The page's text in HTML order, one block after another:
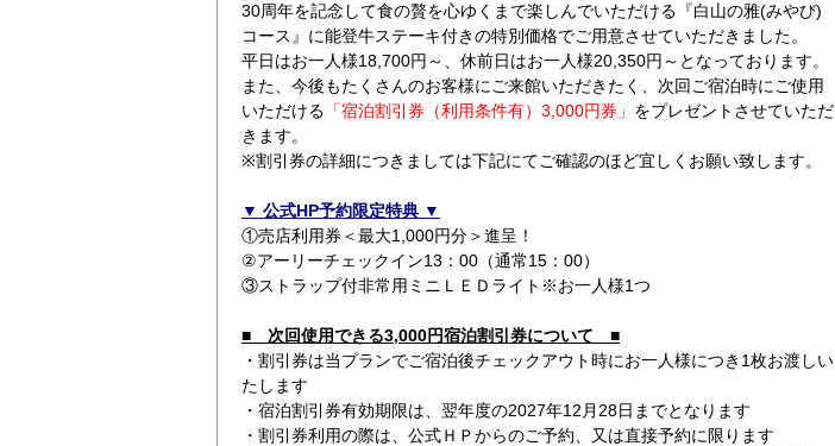
30周年を記念して食の贅を心ゆくまで楽しんでいただける『白山の雅(みやび)
コース』に能登牛ステーキ付きの特別価格でご用意させていただきました。
平日はお一人様18,700円～、休前日はお一人様20,350円～となっております。
また、今後もたくさんのお客様にご来館いただきたく、次回ご宿泊時にご使用
いただける 「宿泊割引券（利用条件有）3,000円券」 をプレゼントさせていただ
きます。
※割引券の詳細につきましては下記にてご確認のほど宜しくお願い致します。
▼ 公式HP予約限定特典 ▼
①売店利用券＜最大1,000円分＞進呈！
②アーリーチェックイン13：00（通常15：00）
③ストラップ付非常用ミニＬＥＤライト※お一人様1つ
■ 次回使用できる3,000円宿泊割引券について ■
・割引券は当プランでご宿泊後チェックアウト時にお一人様につき1枚お渡しい
たします
・宿泊割引券有効期限は、翌年度の2027年12月28日までとなります
・割引券利用の際は、公式ＨＰからのご予約、又は直接予約に限ります